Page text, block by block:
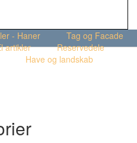
- Haner
Tag og Facade
artikler
Reservedele
Have og landskab